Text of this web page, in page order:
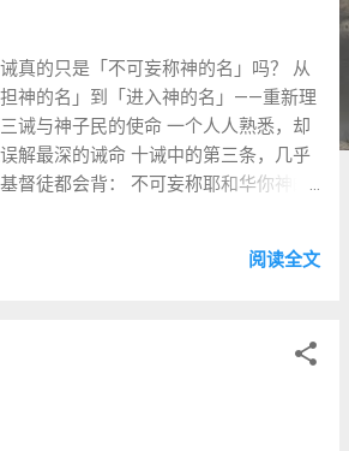
真的只是「不可妄称神的名」吗？ 从
担神的名」到「进入神的名」——重新理
诫与神子民的使命 一个人人熟悉，却
解最深的诫命 十诫中的第三条，几乎
督徒都会背： 不可妄称耶和华你神的
口头禅。 不要亵渎神。 这些当然都是第
不是 如何使用神的名字 ，而是 如何承
阅读全文